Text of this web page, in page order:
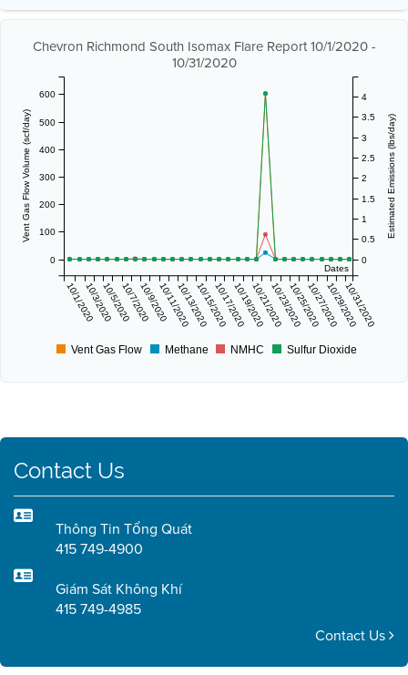
Chevron Richmond South Isomax Flare Report 10/1/2020 -
10/31/2020
Dates
10/1/202010/3/202010/5/202010/7/202010/9/202010/11/202010/13/202010/15/202010/17/202010/19/202010/21/202010/23/202010/25/202010/27/202010/29/202010/31/2020
Vent Gas Flow Volume (scf/day)
0
100
200
300
400
500
600
Estimated Emissions (lbs/day)
0
0.5
1
1.5
2
2.5
3
3.5
4
Vent Gas Flow Methane NMHC Sulfur Dioxide
Contact Us
Thông Tin Tổng Quát
415 749-4900
Giám Sát Không Khí
415 749-4985
Contact Us